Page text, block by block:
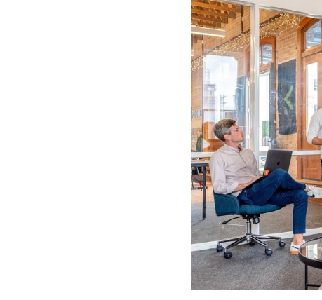
共
通
点
べ
て“出
発
点”が
自分
の考
え」
「顧
客目
線・
顧客
視点